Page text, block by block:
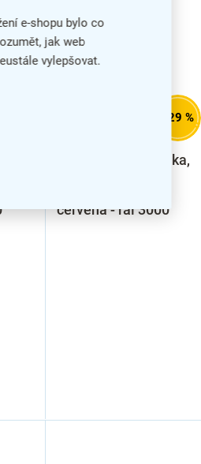
e-shopu bylo co
jak web
vylepšovat.
–29 %
Kovová šatní skříňka,
červená - ral 3000